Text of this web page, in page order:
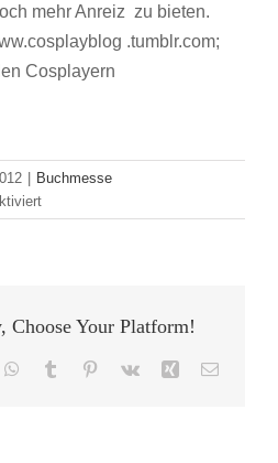
mehr Anreiz zu bieten.
.tumblr.com;
Cosplayern
| Buchmesse
für
Cosplay:
Choose Your Platform!
WhatsApp
Tumblr Pinterest
Vk Xing E-